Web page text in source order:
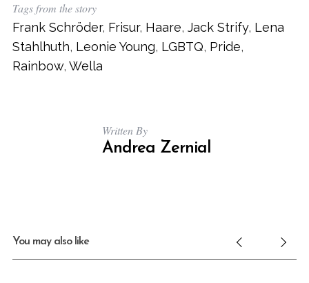
Tags from the story
Frank Schröder, Frisur, Haare, Jack Strify, Lena
Stahlhuth, Leonie Young, LGBTQ, Pride,
Rainbow, Wella
Written By
Andrea Zernial
You may also like